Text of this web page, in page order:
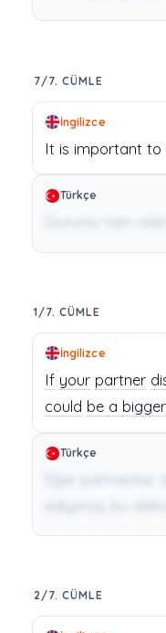
7/7. CÜMLE
İngilizce
It is important to
Türkçe
1/7. CÜMLE
İngilizce
If your partner
could be a bigger
Türkçe
Eğer partneriniz,
2/7. CÜMLE